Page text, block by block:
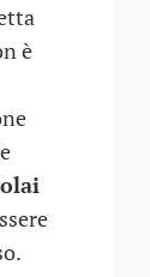
è